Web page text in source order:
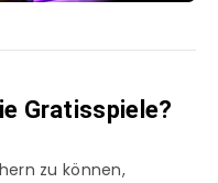
Gratisspiele?
zu können,